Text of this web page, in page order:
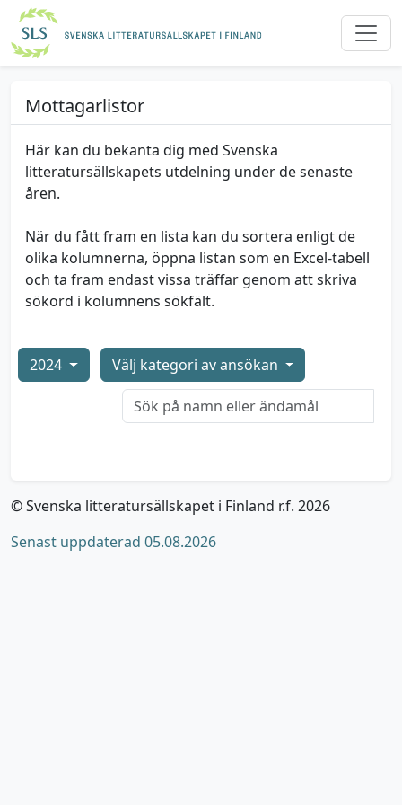
Mottagarlistor
Här kan du bekanta dig med Svenska
litteratursällskapets utdelning under de senaste
åren.
När du fått fram en lista kan du sortera enligt de
olika kolumnerna, öppna listan som en Excel-tabell
och ta fram endast vissa träffar genom att skriva
sökord i kolumnens sökfält.
2024 Välj kategori av ansökan
© Svenska litteratursällskapet i Finland r.f. 2026
Senast uppdaterad 05.08.2026